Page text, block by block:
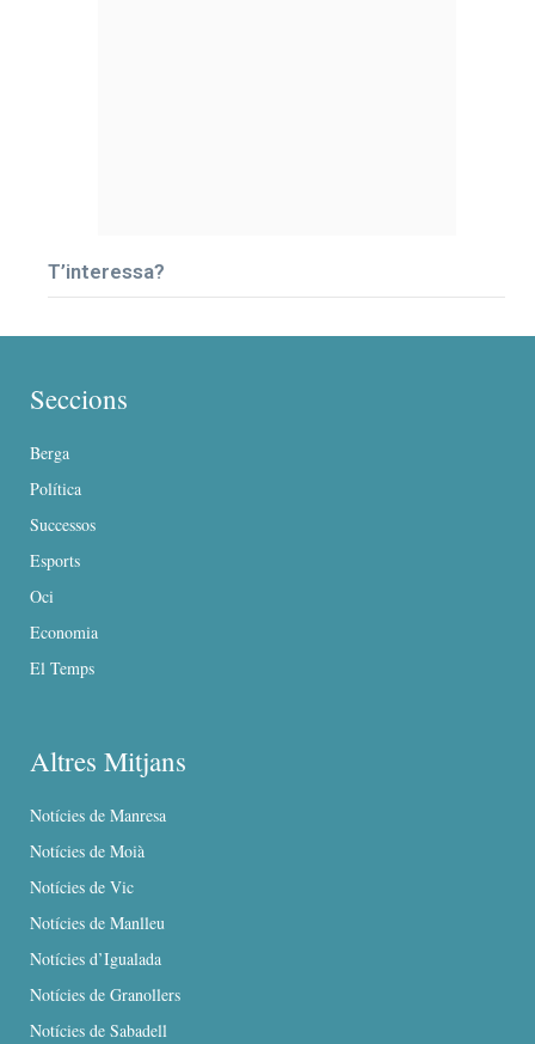
T’interessa?
Seccions
Berga
Política
Successos
Esports
Oci
Economia
El Temps
Altres Mitjans
Notícies de Manresa
Notícies de Moià
Notícies de Vic
Notícies de Manlleu
Notícies d’Igualada
Notícies de Granollers
Notícies de Sabadell